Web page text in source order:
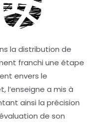
la distribution de
franchi une étape
envers le
l’enseigne a mis à
ainsi la précision
de son